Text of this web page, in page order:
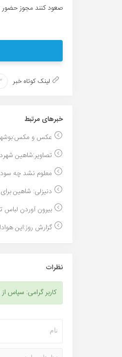
صعود کنند مجوز حضور در جام جهانی
لینک کوتاه خبر
خبر‌های مرتبط
عکس و
تصاویر:شاهین
معلوم نشد چه
دنیزلی: شاهین
بیرون آوردن
گزارش روز:این
نظرات
کاربر گرامی: سپاس